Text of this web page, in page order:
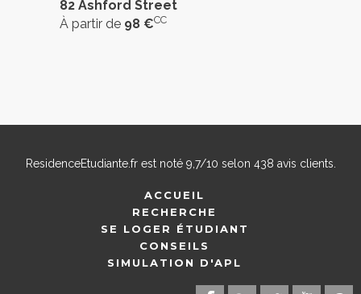
82 Ashford Street
À partir de 98 €CC
ResidenceEtudiante.frest noté 9,7/10 selon 438 avis clients.
ACCUEIL
RECHERCHE
SE LOGER ÉTUDIANT
CONSEILS
SIMULATION D'APL